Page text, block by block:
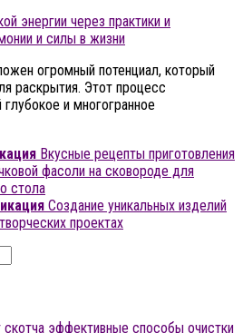
энергии через практики и
и силы в жизни
огромный потенциал, который
раскрытия. Этот процесс
и многогранное
Вкусные рецепты приготовления
фасоли на сковороде для
стола
Создание уникальных изделий
проектах
эффективные способы очистки